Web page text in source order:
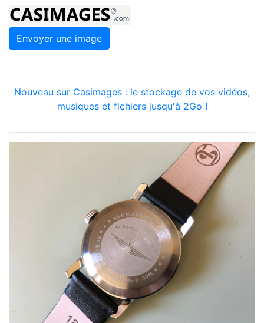
Envoyer une image
Nouveau sur Casimages : le stockage de vos vidéos,
musiques et fichiers jusqu'à 2Go !